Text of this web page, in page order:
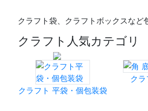
クラフト袋、クラフトボックスなど
クラフト人気カテゴリ
クラフト 平袋・個包装袋
ク